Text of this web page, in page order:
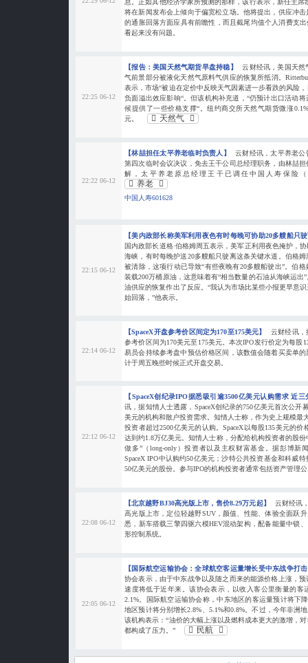
息。正如其他经济学家所预测的那样，该行表示，新任主席
将在新闻发布会上倾向于偏宽松立场。他将提出，供应冲
的通胀回落方面应具有前瞻性，而且截尾均值个人消费支
看起来没有问题。
22:25 06-12
【报告：美国天然气期货早盘持稳】
云财经讯，美国天然
气前景部分被液化天然气原料气供应的恢复所抵消。
表示，市场“被迫在定价中反映天气因素进一步看跌的风险
负面溢出效应影响“。但该机构补充道，“仍预计出口活动
候提供了一些价格支撑“。纽约商交所天然气期货微涨
元。
天然气
22:22 06-12
【林喆担任太平养老临时负责人】
云财经讯，太平养老公
第四次临时会议决议，免去王干公司总经理职务，由林喆
解，太平养老原总经理王干已调任中国人寿保险
养老
中国人寿601628
22:15 06-12
【美内政部长称美军利用夜色有时每晚可协助20多艘船只
国内政部长道格·伯格姆周五表示，美军正利用夜色掩护，
海峡，有时每晚护送20多艘船只驶离这条关键水道。伯格
被清除，这项行动已导致“有些夜晚有20多艘船驶出”。伯
装载200万桶原油，这意味着有“相当数量的石油从海峡运出
油供应的恢复作出了反应。“我认为市场比某些小报更早意
始回落，”他表示。
22:14 06-12
【SpaceX开盘参考价区间定为170至175美元】
云财经讯，
参考价区间为170美元至175美元。本次IPO发行价定为每股
易员会持续参考盘中预估价格区间，该数值会随着买卖单
计于周五晚些时候正式开盘交易。
22:12 06-12
【SpaceX创纪录IPO据悉吸引逾3500亿美元认购需求 近
讯，据知情人士透露，SpaceX创纪录的750亿美元首次公开
美元的机构和散户投资需求。知情人士称，作为史上规模最
投资者超过2500亿美元的认购。SpaceX以每股135美元的价
达到约1.8万亿美元。知情人士称，分配给机构投资者的股份
做多”（long-only）投资者以及主权财富基金。据彭博新
SpaceX IPO中认购约50亿美元；沙特公共投资基金和科威
50亿美元的股份。参与IPO的机构投资者通常包括资产管理
22:08 06-12
【北京越野BJ30高光版上市，售价8.29万元起】
云财经讯
高光版上市，定位轻越野SUV，颜值、性能、体验全面跃
悉，新车搭载三擎四驱六模HEV混动架构，配备能量中锁
形控制系统。
22:05 06-12
【国际航空运输协会：全球航空客运量增长受中东战争打
协会表示，由于中东战争以及随之而来的能源价格上涨，
速度将低于近年来。该协会表示，以收入客公里衡量的客
2.1%。国际航空运输协会称，中东地区的客运量预计将下
地区预计将分别增长2.8%、5.1%和0.8%。不过，今年非洲
该机构表示：“油价的大幅上涨以及燃料成本更大的激增，
都构成了压力。”
民航